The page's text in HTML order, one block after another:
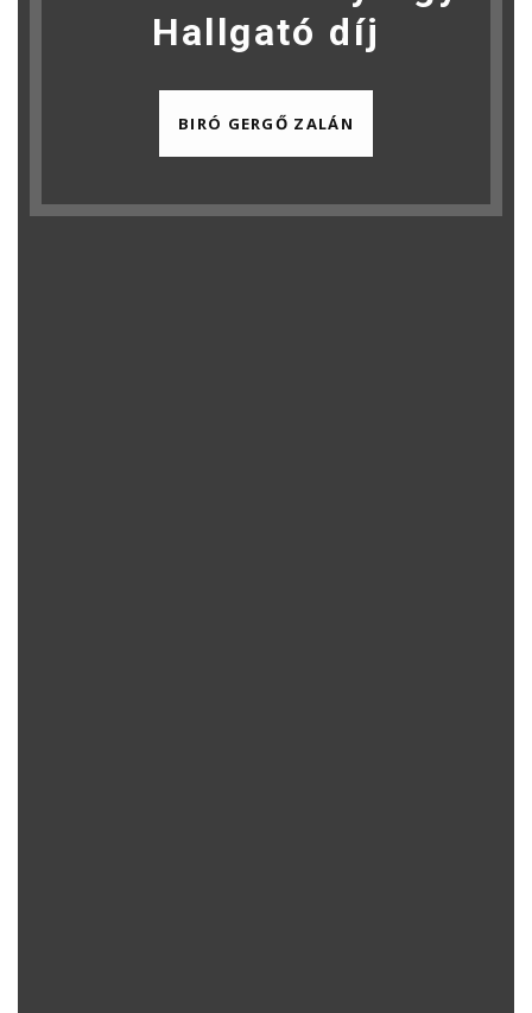
Hallgató díj
BIRÓ GERGŐ ZALÁN